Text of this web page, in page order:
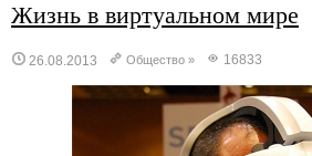
Жизнь в виртуальном мире
26.08.2013 Общество » 16833